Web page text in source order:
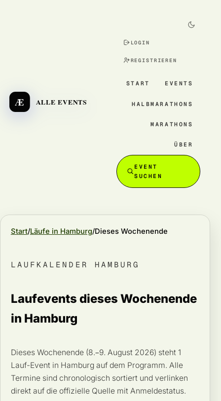
Æ ALLE EVENTS
LOGIN
REGISTRIEREN
START EVENTS
HALBMARATHONS
MARATHONS
ÜBER
EVENT
SUCHEN
Start Läufe in Hamburg Dieses Wochenende
LAUFKALENDER HAMBURG
Laufevents dieses Wochenende
in Hamburg
Dieses Wochenende (8.–9. August 2026) steht 1
Lauf-Event in Hamburg auf dem Programm. Alle
Termine sind chronologisch sortiert und verlinken
direkt auf die offizielle Quelle mit Anmeldestatus.